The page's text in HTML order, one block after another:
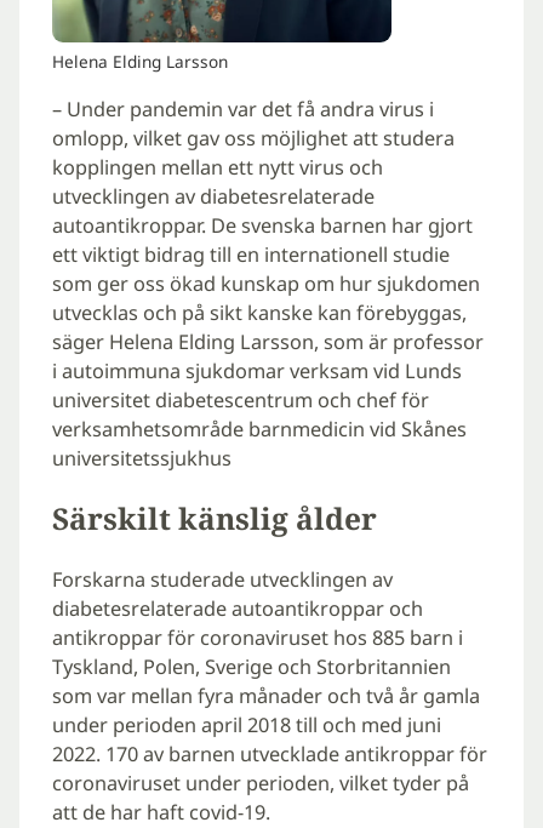
Helena Elding Larsson
– Under pandemin var det få andra virus i
omlopp, vilket gav oss möjlighet att studera
kopplingen mellan ett nytt virus och
utvecklingen av diabetesrelaterade
autoantikroppar. De svenska barnen har gjort
ett viktigt bidrag till en internationell studie
som ger oss ökad kunskap om hur sjukdomen
utvecklas och på sikt kanske kan förebyggas,
säger Helena Elding Larsson, som är professor
i autoimmuna sjukdomar verksam vid Lunds
universitet diabetescentrum och chef för
verksamhetsområde barnmedicin vid Skånes
universitetssjukhus
Särskilt känslig ålder
Forskarna studerade utvecklingen av
diabetesrelaterade autoantikroppar och
antikroppar för coronaviruset hos 885 barn i
Tyskland, Polen, Sverige och Storbritannien
som var mellan fyra månader och två år gamla
under perioden april 2018 till och med juni
2022. 170 av barnen utvecklade antikroppar för
coronaviruset under perioden, vilket tyder på
att de har haft covid-19.